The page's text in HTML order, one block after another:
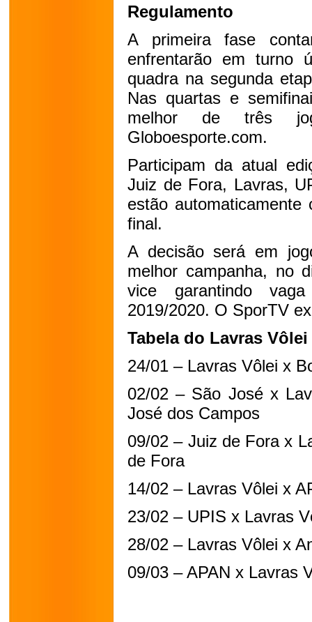
Regulamento
A primeira fase
enfrentarão em turno
quadra na segunda
Nas quartas e
melhor de três
Globoesporte.com.
Participam da atual
Juiz de Fora, Lavras,
estão
final.
A decisão será em
melhor campanha, no
vice garantindo
2019/2020. O SporTV
Tabela do Lavras Vôlei
24/01 – Lavras Vôlei x
02/02 – São José x
José dos Campos
09/02 – Juiz de Fora x
de Fora
14/02 – Lavras Vôlei x
23/02 – UPIS x Lavras
28/02 – Lavras Vôlei x
09/03 – APAN x Lavras